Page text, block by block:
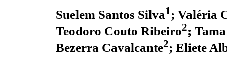
Suelem Santos Silva1 ; Valéria
Teodoro Couto Ribeiro2;
Bezerra Cavalcante2; Eliete